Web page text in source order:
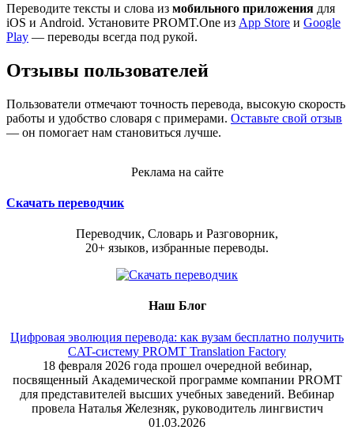
Переводите тексты и слова из мобильного приложения для
iOS и Android. Установите PROMT.One из App Store и Google
Play — переводы всегда под рукой.
Отзывы пользователей
Пользователи отмечают точность перевода, высокую скорость
работы и удобство словаря с примерами. Оставьте свой отзыв
— он помогает нам становиться лучше.
Реклама на сайте
Скачать переводчик
Переводчик, Словарь и Разговорник,
20+ языков, избранные переводы.
Наш Блог
Цифровая эволюция перевода: как вузам бесплатно получить
CAT-систему PROMT Translation Factory
18 февраля 2026 года прошел очередной вебинар,
посвященный Академической программе компании PROMT
для представителей высших учебных заведений. Вебинар
провела Наталья Железняк, руководитель лингвистич
01.03.2026